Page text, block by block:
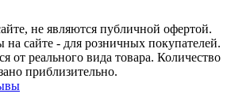
не являются публичной офертой.
сайте - для розничных покупателей.
от реального вида товара. Количество
приблизительно.